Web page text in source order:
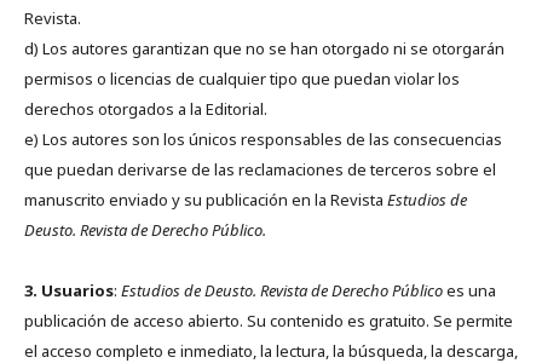
Revista.
d) Los autores garantizan que no se han otorgado ni se otorgarán
permisos o licencias de cualquier tipo que puedan violar los
derechos otorgados a la Editorial.
e) Los autores son los únicos responsables de las consecuencias
que puedan derivarse de las reclamaciones de terceros sobre el
manuscrito enviado y su publicación en la Revista Estudios de
Deusto. Revista de Derecho Público.
3. Usuarios: Estudios de Deusto. Revista de Derecho Públicoes una
publicación de acceso abierto. Su contenido es gratuito. Se permite
el acceso completo e inmediato, la lectura, la búsqueda, la descarga,